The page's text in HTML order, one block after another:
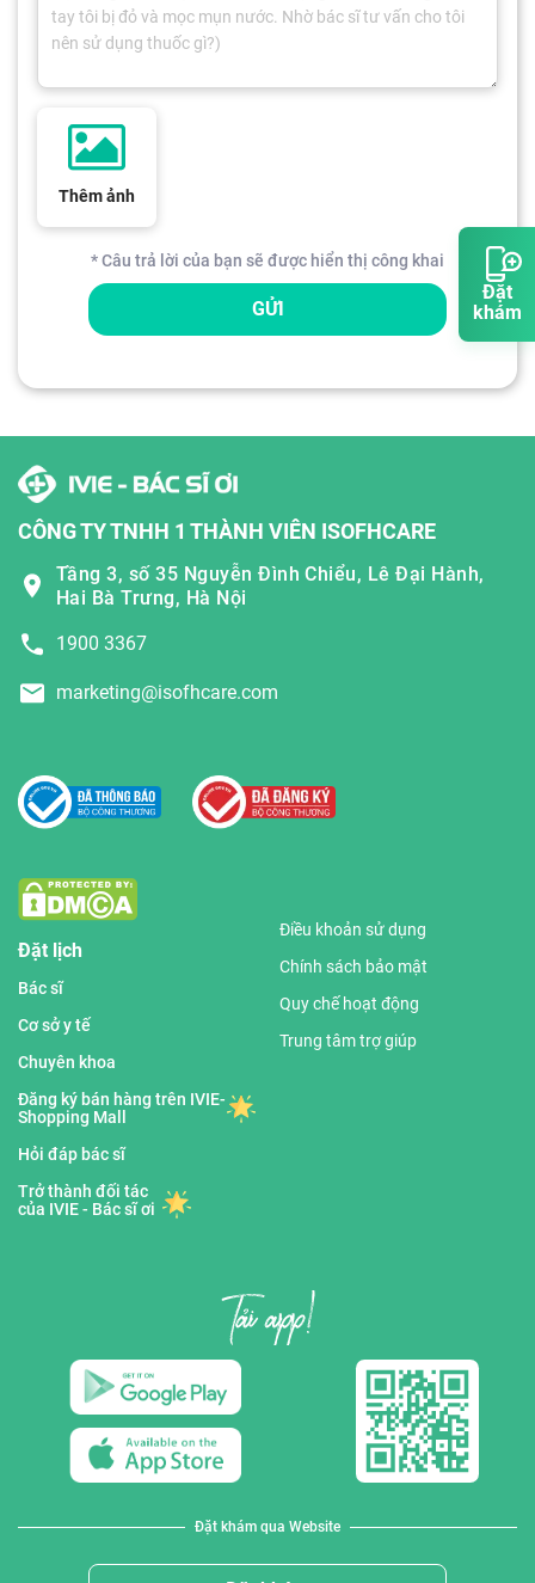
Đặt
khám
Thêm ảnh
* Câu trả lời của bạn sẽ được hiển thị công khai
GỬI
CÔNG TY TNHH 1 THÀNH VIÊN ISOFHCARE
Tầng 3, số 35 Nguyễn Đình Chiểu, Lê Đại Hành,
Hai Bà Trưng, Hà Nội
1900 3367
marketing@isofhcare.com
Đặt lịch
Bác sĩ
Cơ sở y tế
Chuyên khoa
Đăng ký bán hàng trên IVIE-
Shopping Mall
Hỏi đáp bác sĩ
Trở thành đối tác
của IVIE - Bác sĩ ơi
Điều khoản sử dụng
Chính sách bảo mật
Quy chế hoạt động
Trung tâm trợ giúp
Đặt khám qua Website